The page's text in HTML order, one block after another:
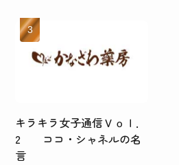
キラキラ女子通信Ｖｏｌ．
2 ココ・シャネルの名
言